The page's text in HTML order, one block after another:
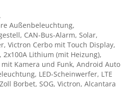
Außenbeleuchtung,
CAN-Bus-Alarm, Solar,
Victron Cerbo mit Touch Display,
2x100A Lithium (mit Heizung),
Kamera und Funk, Android Auto
LED-Scheinwerfer, LTE
Borbet, SOG, Victron, Alcantara